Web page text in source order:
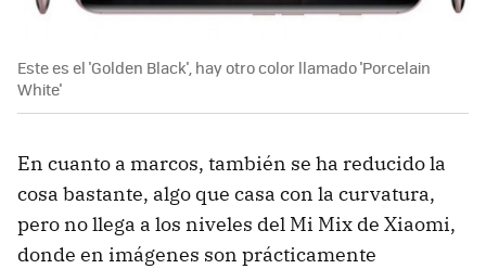
Este es el 'Golden Black', hay otro color llamado 'Porcelain
White'
En cuanto a marcos, también se ha reducido la
cosa bastante, algo que casa con la curvatura,
pero no llega a los niveles del Mi Mix de Xiaomi,
donde en imágenes son prácticamente